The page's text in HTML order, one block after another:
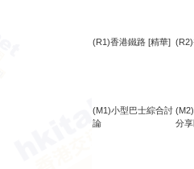
(R1)香港鐵路 [精華]
(M1)小型巴士綜合討
論
分